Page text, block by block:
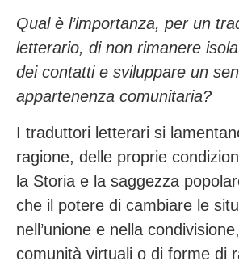
Qual è l’importanza, per un
letterario, di non rimanere
dei contatti e sviluppare un
appartenenza comunitaria?
I traduttori letterari si
ragione, delle proprie
la Storia e la saggezza
che il potere di cambiare le
nell’unione e nella
comunità virtuali o di forme di